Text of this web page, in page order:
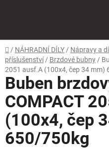
Domů
/ NÁHRADNÍ DÍLY / Nápravy a
příslušenství / Brzdové bubny /
2051 ausf.A (100x4, čep 34 mm)
Buben
COMPACT
(100x4, čep
650/750kg